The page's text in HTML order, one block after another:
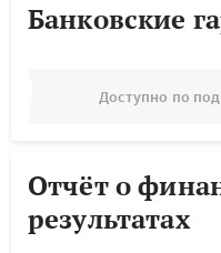
Банковские
Доступно по
Отчёт о
результатах